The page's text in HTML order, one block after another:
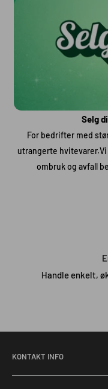
Selg
For bedrifter med
utrangerte
ombruk og avfall
Handle enkelt,
KONTAKT INFO